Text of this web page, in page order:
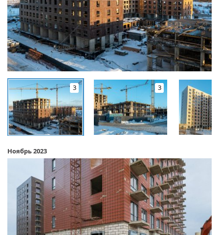
3 3
Ноябрь 2023